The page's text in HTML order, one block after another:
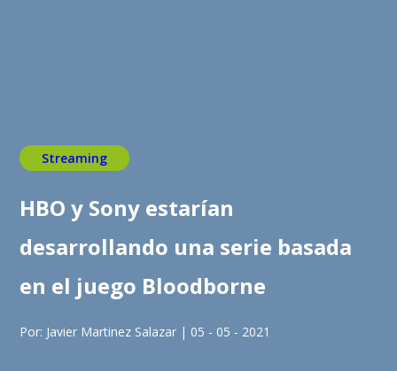
Streaming
HBO y Sony estarían
desarrollando una serie basada
en el juego Bloodborne
Por: Javier Martinez Salazar | 05 - 05 - 2021